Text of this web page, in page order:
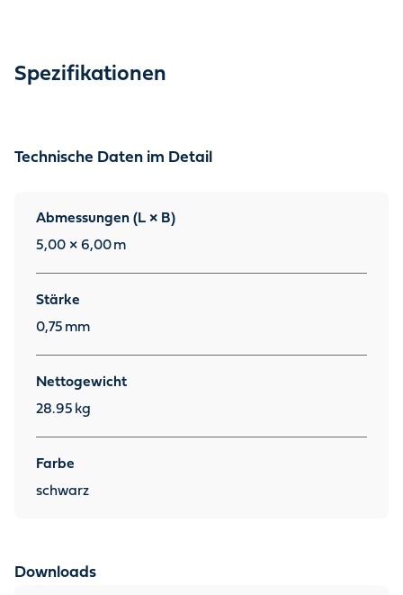
Spezifikationen
Technische Daten im Detail
Abmessungen (L × B)
5,00 × 6,00 m
Stärke
0,75 mm
Nettogewicht
28.95 kg
Farbe
schwarz
Downloads